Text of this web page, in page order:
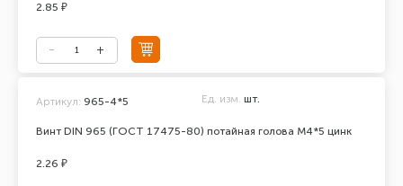
2.85 ₽
Винт DIN 965 (ГОСТ 17475-80) потайная голова М4*5 цинк
Артикул: 965-4*5 Ед. изм. шт.
2.26 ₽